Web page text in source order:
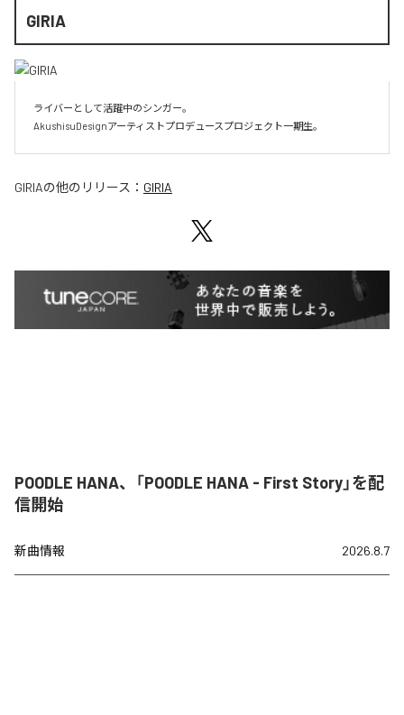
GIRIA
ライバーとして活躍中のシンガー。
AkushisuDesignアーティストプロデュースプロジェクト一期生。
GIRIAの他のリリース： GIRIA
POODLE HANA、「POODLE HANA - First Story」を配
信開始
新曲情報 2026.8.7